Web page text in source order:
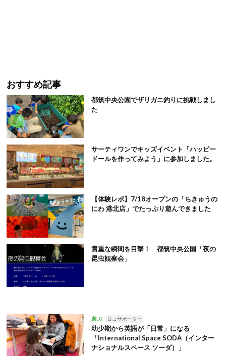
おすすめ記事
都筑中央公園でザリガニ釣りに挑戦しまし
た
サーティワンでキッズイベント「ハッピー
ドールを作ってみよう」に参加しました。
【体験レポ】7/18オープンの「ちきゅうの
にわ 港北店」でたっぷり遊んできました
貴重な瞬間を目撃！ 都筑中央公園「夜の
昆虫観察会」
遊ぶ ロコサポーター
幼少期から英語が「日常」になる
「International Space SODA（インター
ナショナルスペース ソーダ）」